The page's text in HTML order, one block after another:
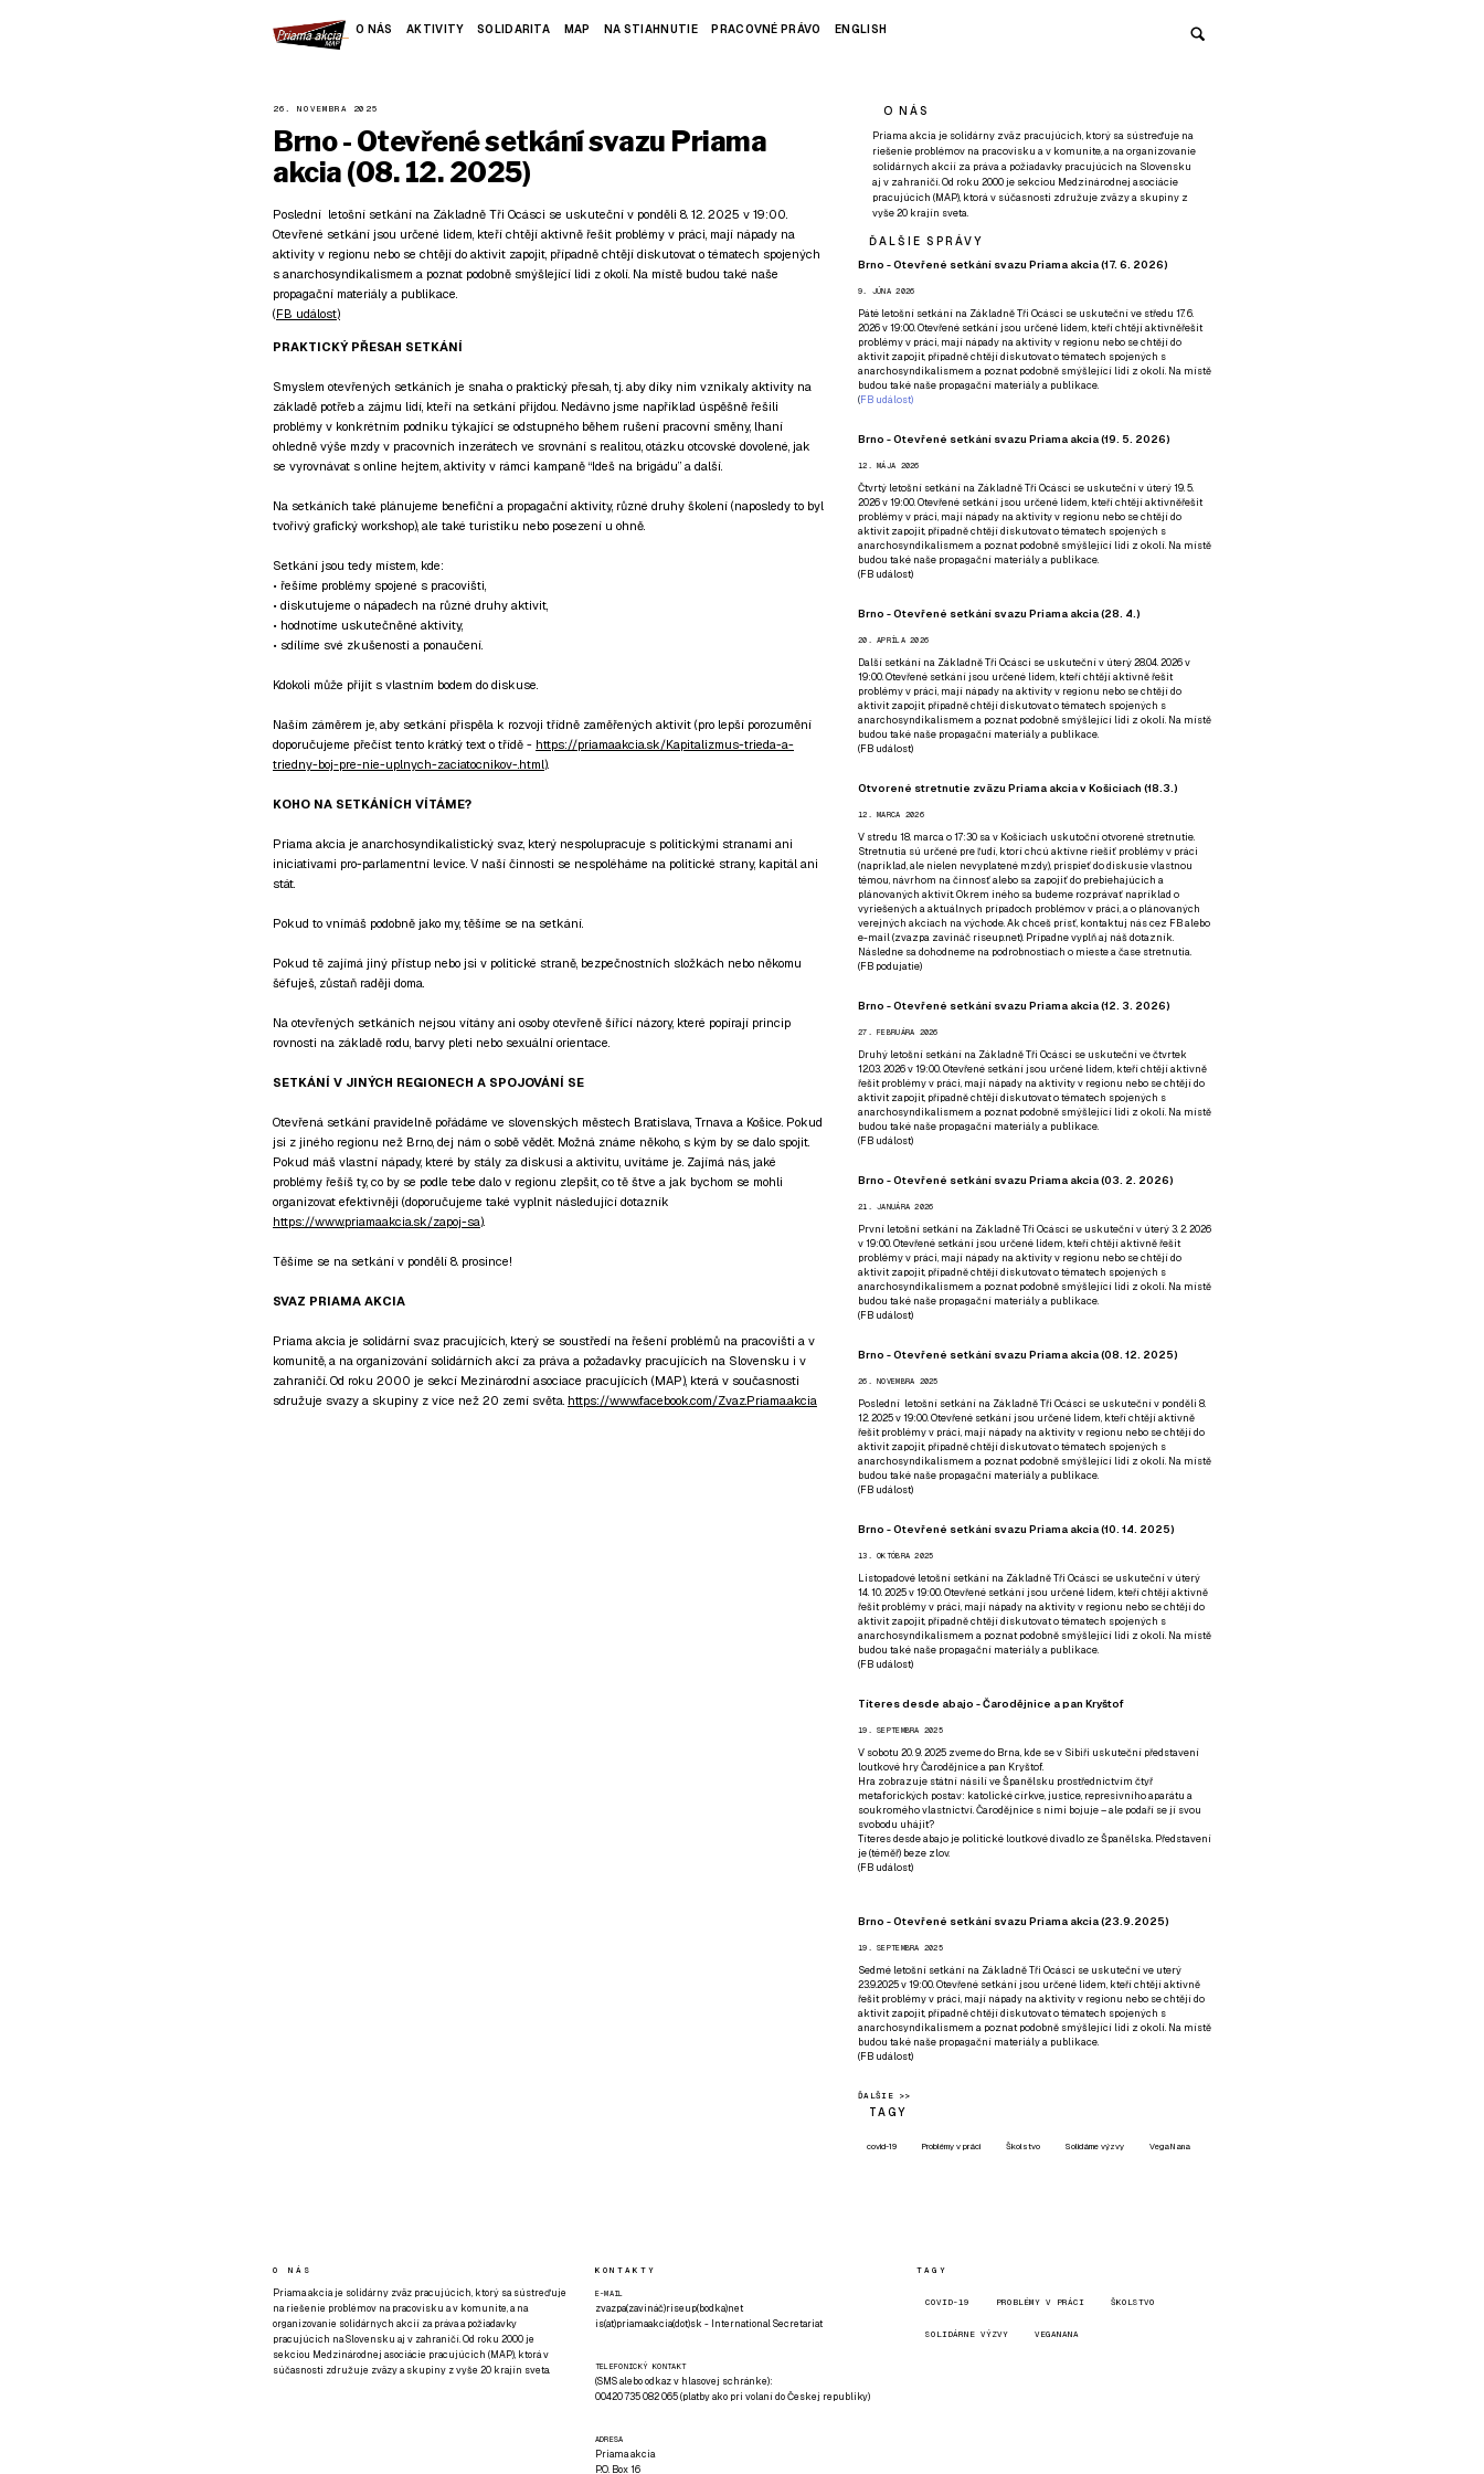
O NÁS AKTIVITY SOLIDARITA MAP NA STIAHNUTIE PRACOVNÉ PRÁVO ENGLISH
26. NOVEMBRA 2025
Brno - Otevřené setkání svazu Priama
akcia (08. 12. 2025)
Poslední letošní setkání na Základně Tři Ocásci se uskuteční v ponděli 8. 12. 2025 v 19:00.
Otevřené setkání jsou určené lidem, kteří chtějí aktivně řešit problémy v práci, mají nápady na
aktivity v regionu nebo se chtějí do aktivit zapojit, případně chtějí diskutovat o tématech spojených
s anarchosyndikalismem a poznat podobně smýšlející lidi z okolí. Na místě budou také naše
propagační materiály a publikace.
(FB událost)
PRAKTICKÝ PŘESAH SETKÁNÍ
Smyslem otevřených setkáních je snaha o praktický přesah, tj. aby díky nim vznikaly aktivity na
základě potřeb a zájmu lidí, kteří na setkání přijdou. Nedávno jsme například úspěšně řešili
problémy v konkrétním podniku týkající se odstupného během rušení pracovní směny, lhaní
ohledně výše mzdy v pracovních inzerátech ve srovnání s realitou, otázku otcovské dovolené, jak
se vyrovnávat s online hejtem, aktivity v rámci kampaně “Ideš na brigádu” a další.
Na setkáních také plánujeme benefiční a propagační aktivity, různé druhy školení (naposledy to byl
tvořivý grafický workshop), ale také turistiku nebo posezení u ohně.
Setkání jsou tedy místem, kde:
• řešíme problémy spojené s pracovišti,
• diskutujeme o nápadech na různé druhy aktivit,
• hodnotíme uskutečněné aktivity,
• sdílíme své zkušenosti a ponaučení.
Kdokoli může přijít s vlastním bodem do diskuse.
Naším záměrem je, aby setkání přispěla k rozvoji třídně zaměřených aktivit (pro lepší porozumění
doporučujeme přečíst tento krátký text o třídě - https://priamaakcia.sk/Kapitalizmus-trieda-a-
triedny-boj-pre-nie-uplnych-zaciatocnikov-.html).
KOHO NA SETKÁNÍCH VÍTÁME?
Priama akcia je anarchosyndikalistický svaz, který nespolupracuje s politickými stranami ani
iniciativami pro-parlamentní levice. V naší činnosti se nespoléháme na politické strany, kapitál ani
stát.
Pokud to vnímáš podobně jako my, těšíme se na setkání.
Pokud tě zajímá jiný přístup nebo jsi v politické straně, bezpečnostních složkách nebo někomu
šéfuješ, zůstaň raději doma.
Na otevřených setkáních nejsou vítány ani osoby otevřeně šířící názory, které popírají princip
rovnosti na základě rodu, barvy pleti nebo sexuální orientace.
SETKÁNÍ V JINÝCH REGIONECH A SPOJOVÁNÍ SE
Otevřená setkání pravidelně pořádáme ve slovenských městech Bratislava, Trnava a Košice. Pokud
jsi z jiného regionu než Brno, dej nám o sobě vědět. Možná známe někoho, s kým by se dalo spojit.
Pokud máš vlastní nápady, které by stály za diskusi a aktivitu, uvítáme je. Zajímá nás, jaké
problémy řešíš ty, co by se podle tebe dalo v regionu zlepšit, co tě štve a jak bychom se mohli
organizovat efektivněji (doporučujeme také vyplnit následující dotazník
https://www.priamaakcia.sk/zapoj-sa).
Těšíme se na setkání v pondělí 8. prosince!
SVAZ PRIAMA AKCIA
Priama akcia je solidární svaz pracujících, který se soustředí na řešení problémů na pracovišti a v
komunitě, a na organizování solidárních akcí za práva a požadavky pracujících na Slovensku i v
zahraničí. Od roku 2000 je sekcí Mezinárodní asociace pracujících (MAP), která v současnosti
sdružuje svazy a skupiny z více než 20 zemí světa. https://www.facebook.com/Zvaz.Priama.akcia
O NÁS
Priama akcia je solidárny zväz pracujúcich, ktorý sa sústreďuje na
riešenie problémov na pracovisku a v komunite, a na organizovanie
solidárnych akcií za práva a požiadavky pracujúcich na Slovensku
aj v zahraničí. Od roku 2000 je sekciou Medzinárodnej asociácie
pracujúcich (MAP), ktorá v súčasnosti združuje zväzy a skupiny z
vyše 20 krajín sveta.
ĎALŠIE SPRÁVY
Brno - Otevřené setkání svazu Priama akcia (17. 6. 2026)
9. JÚNA 2026
Páté letošní setkání na Základně Tři Ocásci se uskuteční ve středu 17. 6.
2026 v 19:00. Otevřené setkání jsou určené lidem, kteří chtějí aktivněřešit
problémy v práci, mají nápady na aktivity v regionu nebo se chtějí do
aktivit zapojit, případně chtějí diskutovat o tématech spojených s
anarchosyndikalismem a poznat podobně smýšlející lidi z okolí. Na místě
budou také naše propagační materiály a publikace.
(FB událost)
Brno - Otevřené setkání svazu Priama akcia (19. 5. 2026)
12. MÁJA 2026
Čtvrtý letošní setkání na Základně Tři Ocásci se uskuteční v úterý 19. 5.
2026 v 19:00. Otevřené setkání jsou určené lidem, kteří chtějí aktivněřešit
problémy v práci, mají nápady na aktivity v regionu nebo se chtějí do
aktivit zapojit, případně chtějí diskutovat o tématech spojených s
anarchosyndikalismem a poznat podobně smýšlející lidi z okolí. Na místě
budou také naše propagační materiály a publikace.
(FB událost)
Brno - Otevřené setkání svazu Priama akcia (28. 4.)
20. APRÍLA 2026
Další setkání na Základně Tři Ocásci se uskuteční v úterý 28.04. 2026 v
19:00. Otevřené setkání jsou určené lidem, kteří chtějí aktivně řešit
problémy v práci, mají nápady na aktivity v regionu nebo se chtějí do
aktivit zapojit, případně chtějí diskutovat o tématech spojených s
anarchosyndikalismem a poznat podobně smýšlející lidi z okolí. Na místě
budou také naše propagační materiály a publikace.
(FB událost)
Otvorené stretnutie zväzu Priama akcia v Košiciach (18.3.)
12. MARCA 2026
V stredu 18. marca o 17:30 sa v Košiciach uskutoční otvorené stretnutie.
Stretnutia sú určené pre ľudí, ktorí chcú aktívne riešiť problémy v práci
(napríklad, ale nielen nevyplatené mzdy), prispieť do diskusie vlastnou
témou, návrhom na činnosť alebo sa zapojiť do prebiehajúcich a
plánovaných aktivít. Okrem iného sa budeme rozprávať napríklad o
vyriešených a aktuálnych prípadoch problémov v práci, a o plánovaných
verejných akciach na východe. Ak chceš prísť, kontaktuj nás cez FBalebo
e-mail (zvazpa zavináč riseup.net). Prípadnevyplň aj náš dotazník.
Následne sa dohodneme na podrobnostiach o mieste a čase stretnutia.
(FB podujatie)
Brno - Otevřené setkání svazu Priama akcia (12. 3. 2026)
27. FEBRUÁRA 2026
Druhý letošní setkání na Základně Tři Ocásci se uskuteční ve čtvrtek
12.03. 2026 v 19:00. Otevřené setkání jsou určené lidem, kteří chtějí aktivně
řešit problémy v práci, mají nápady na aktivity v regionu nebo se chtějí do
aktivit zapojit, případně chtějí diskutovat o tématech spojených s
anarchosyndikalismem a poznat podobně smýšlející lidi z okolí. Na místě
budou také naše propagační materiály a publikace.
(FB událost)
Brno - Otevřené setkání svazu Priama akcia (03. 2. 2026)
21. JANUÁRA 2026
První letošní setkání na Základně Tři Ocásci se uskuteční v úterý 3. 2. 2026
v 19:00. Otevřené setkání jsou určené lidem, kteří chtějí aktivně řešit
problémy v práci, mají nápady na aktivity v regionu nebo se chtějí do
aktivit zapojit, případně chtějí diskutovat o tématech spojených s
anarchosyndikalismem a poznat podobně smýšlející lidi z okolí. Na místě
budou také naše propagační materiály a publikace.
(FB událost)
Brno - Otevřené setkání svazu Priama akcia (08. 12. 2025)
26. NOVEMBRA 2025
Poslední letošní setkání na Základně Tři Ocásci se uskuteční v ponděli 8.
12. 2025 v 19:00. Otevřené setkání jsou určené lidem, kteří chtějí aktivně
řešit problémy v práci, mají nápady na aktivity v regionu nebo se chtějí do
aktivit zapojit, případně chtějí diskutovat o tématech spojených s
anarchosyndikalismem a poznat podobně smýšlející lidi z okolí. Na místě
budou také naše propagační materiály a publikace.
(FB událost)
Brno - Otevřené setkání svazu Priama akcia (10. 14. 2025)
13. OKTÓBRA 2025
Listopadové letošní setkání na Základně Tři Ocásci se uskuteční v úterý
14. 10. 2025 v 19:00. Otevřené setkání jsou určené lidem, kteří chtějí aktivně
řešit problémy v práci, mají nápady na aktivity v regionu nebo se chtějí do
aktivit zapojit, případně chtějí diskutovat o tématech spojených s
anarchosyndikalismem a poznat podobně smýšlející lidi z okolí. Na místě
budou také naše propagační materiály a publikace.
(FB událost)
Títeres desde abajo - Čarodějnice a pan Kryštof
19. SEPTEMBRA 2025
V sobotu 20. 9. 2025 zveme do Brna, kde se v Sibiři uskuteční představení
loutkové hry Čarodějnice a pan Kryštof.
Hra zobrazuje státní násilí ve Španělsku prostřednictvím čtyř
metaforických postav: katolické církve, justice, represivního aparátu a
soukromého vlastnictví. Čarodějnice s nimi bojuje – ale podaří se jí svou
svobodu uhájit?
Títeres desde abajo je politické loutkové divadlo ze Španělska. Představení
je (téměř) beze zlov.
(FB událost)
Brno - Otevřené setkání svazu Priama akcia (23.9.2025)
19. SEPTEMBRA 2025
Sedmé letošní setkání na Základně Tři Ocásci se uskuteční ve uterý
23.9.2025 v 19:00. Otevřené setkání jsou určené lidem, kteří chtějí aktivně
řešit problémy v práci, mají nápady na aktivity v regionu nebo se chtějí do
aktivit zapojit, případně chtějí diskutovat o tématech spojených s
anarchosyndikalismem a poznat podobně smýšlející lidi z okolí. Na místě
budou také naše propagační materiály a publikace.
(FB událost)
ĎALŠIE >>
TAGY
covid-19 Problémy v práci Školstvo Solidárne výzvy VegaNana
O NÁS
Priama akcia je solidárny zväz pracujúcich, ktorý sa sústreďuje
na riešenie problémov na pracovisku a v komunite, a na
organizovanie solidárnych akcií za práva a požiadavky
pracujúcich na Slovensku aj v zahraničí. Od roku 2000 je
sekciou Medzinárodnej asociácie pracujúcich (MAP), ktorá v
súčasnosti združuje zväzy a skupiny z vyše 20 krajín sveta.
KONTAKTY
E-MAIL
zvazpa(zavináč)riseup(bodka)net
is(at)priamaakcia(dot)sk - International Secretariat
TELEFONICKÝ KONTAKT
(SMS alebo odkaz v hlasovej schránke):
00420 735 082 065 (platby ako pri volaní do Českej republiky)
ADRESA
Priama akcia
P.O. Box 16
TAGY
COVID-19 PROBLÉMY V PRÁCI ŠKOLSTVO
SOLIDÁRNE VÝZVY VEGANANA